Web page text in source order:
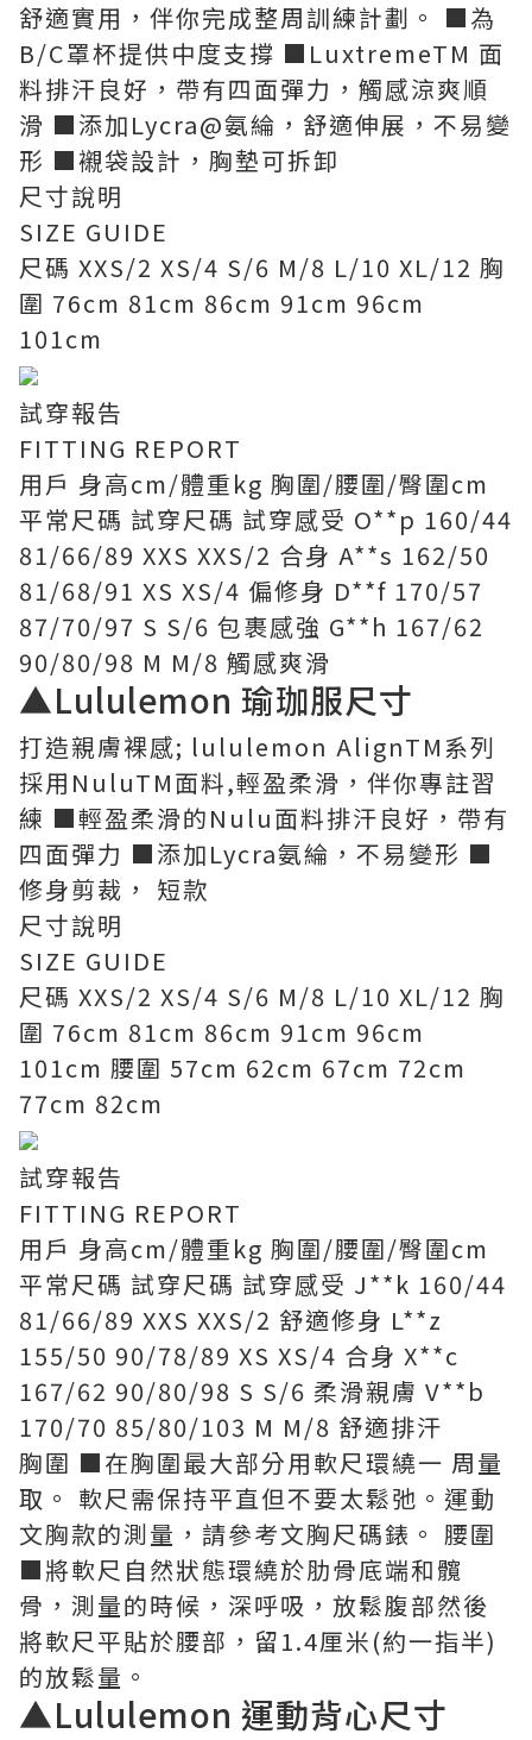
舒適實用，伴你完成整周訓練計劃。 ■為
B/C罩杯提供中度支撐 ■LuxtremeTM 面
料排汗良好，帶有四面彈力，觸感涼爽順
滑 ■添加Lycra@氨綸，舒適伸展，不易變
形 ■襯袋設計，胸墊可拆卸
尺寸說明
SIZE GUIDE
尺碼 XXS/2 XS/4 S/6 M/8 L/10 XL/12 胸
圍 76cm 81cm 86cm 91cm 96cm
101cm
試穿報告
FITTING REPORT
用戶 身高cm/體重kg 胸圍/腰圍/臀圍cm
平常尺碼 試穿尺碼 試穿感受 O**p 160/44
81/66/89 XXS XXS/2 合身 A**s 162/50
81/68/91 XS XS/4 偏修身 D**f 170/57
87/70/97 S S/6 包裹感強 G**h 167/62
90/80/98 M M/8 觸感爽滑
▲Lululemon 瑜珈服尺寸
打造親膚裸感; lululemon AlignTM系列
採用NuluTM面料,輕盈柔滑，伴你專註習
練 ■輕盈柔滑的Nulu面料排汗良好，帶有
四面彈力 ■添加Lycra氨綸，不易變形 ■
修身剪裁， 短款
尺寸說明
SIZE GUIDE
尺碼 XXS/2 XS/4 S/6 M/8 L/10 XL/12 胸
圍 76cm 81cm 86cm 91cm 96cm
101cm 腰圍 57cm 62cm 67cm 72cm
77cm 82cm
試穿報告
FITTING REPORT
用戶 身高cm/體重kg 胸圍/腰圍/臀圍cm
平常尺碼 試穿尺碼 試穿感受 J**k 160/44
81/66/89 XXS XXS/2 舒適修身 L**z
155/50 90/78/89 XS XS/4 合身 X**c
167/62 90/80/98 S S/6 柔滑親膚 V**b
170/70 85/80/103 M M/8 舒適排汗
胸圍 ■在胸圍最大部分用軟尺環繞一 周量
取。 軟尺需保持平直但不要太鬆弛。運動
文胸款的測量，請參考文胸尺碼錶。 腰圍
■將軟尺自然狀態環繞於肋骨底端和髖
骨，測量的時候，深呼吸，放鬆腹部然後
將軟尺平貼於腰部，留1.4厘米(約一指半)
的放鬆量。
▲Lululemon 運動背心尺寸